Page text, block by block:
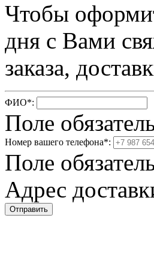
Чтобы
дня с Вами
заказа,
ФИО*:
Поле
Номер вашего телефона*:
Поле
Адрес